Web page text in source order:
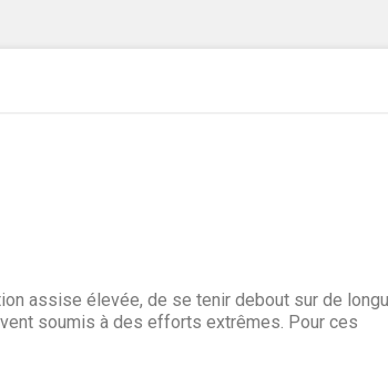
assise élevée, de se tenir debout sur de
soumis à des efforts extrêmes. Pour ces